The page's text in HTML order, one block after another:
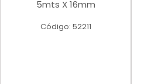
5mts X 16mm
Código: 52211